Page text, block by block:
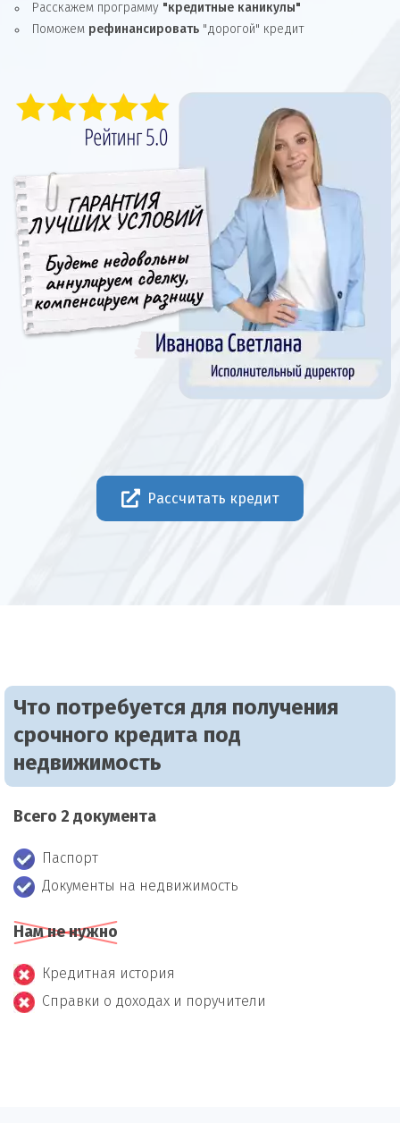
Расскажем программу "кредитные каникулы"
Поможем рефинансировать "дорогой" кредит
Рассчитать кредит
Что потребуется для получения
срочного кредита под
недвижимость
Всего 2 документа
Паспорт
Документы на недвижимость
Нам не нужно
Кредитная история
Справки о доходах и поручители